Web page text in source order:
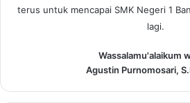
terus untuk mencapai SMK Negeri 1
lagi.
Wassalamu'alaikum
Agustin Purnomosari,